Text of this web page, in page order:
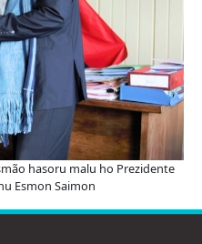
hasoru malu ho Prezidente
Esmon Saimon